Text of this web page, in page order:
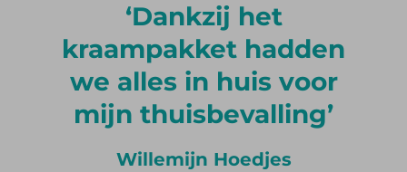
Dankzij het
kraampakket hadden
we alles in huis voor
mijn thuisbevalling
Willemijn Hoedjes